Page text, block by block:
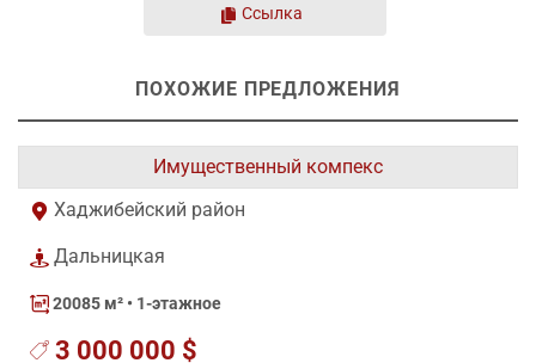
Ссылка
ПОХОЖИЕ ПРЕДЛОЖЕНИЯ
Имущественный компекс
Хаджибейский район
Дальницкая
20085 м² • 1-этажное
3 000 000 $